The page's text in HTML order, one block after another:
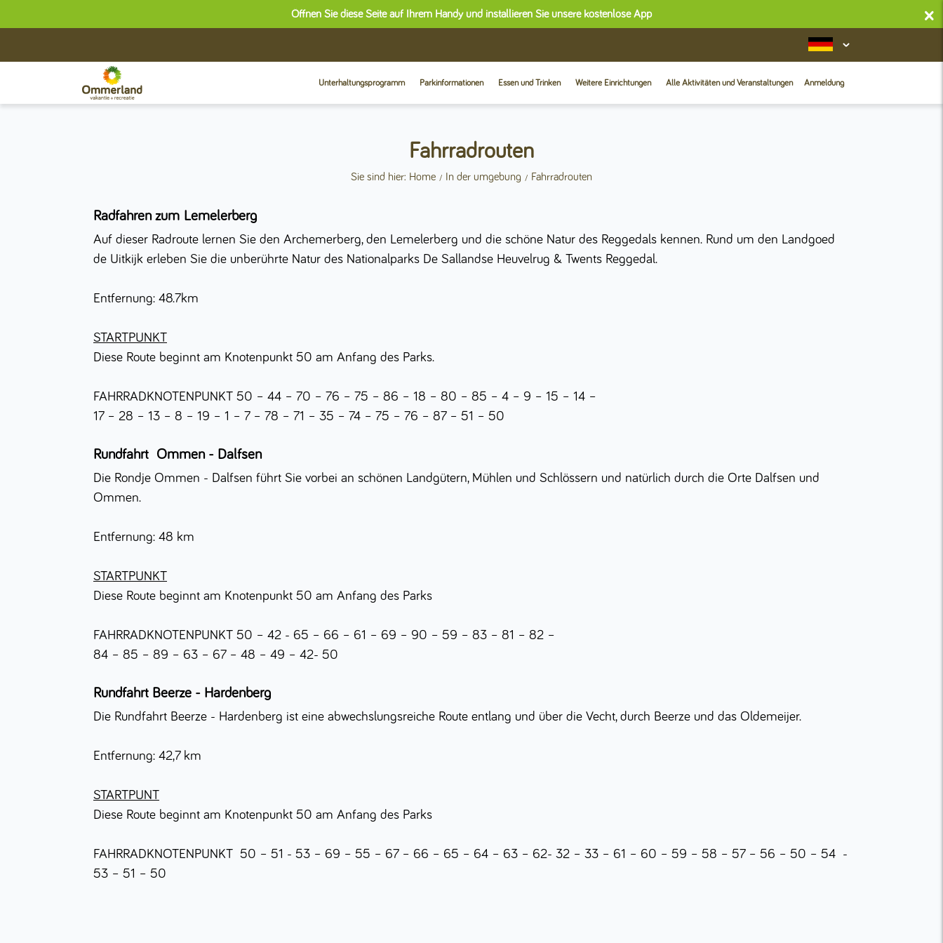
Öffnen Sie diese Seite auf Ihrem Handy und installieren Sie unsere kostenlose App ×
Unterhaltungsprogramm Parkinformationen Essen und Trinken Weitere Einrichtungen Alle Aktivitäten und Veranstaltungen Anmeldung
Fahrradrouten
Sie sind hier: Home In der umgebung Fahrradrouten
Radfahren zum Lemelerberg
Auf dieser Radroute lernen Sie den Archemerberg, den Lemelerberg und die schöne Natur des Reggedals kennen. Rund um den Landgoed
de Uitkijk erleben Sie die unberührte Natur des Nationalparks De Sallandse Heuvelrug & Twents Reggedal.
Entfernung: 48.7km
STARTPUNKT
Diese Route beginnt am Knotenpunkt 50 am Anfang des Parks.
FAHRRADKNOTENPUNKT 50 – 44 – 70 – 76 – 75 – 86 – 18 – 80 – 85 – 4 – 9 – 15 – 14 –
17 – 28 – 13 – 8 – 19 – 1 – 7 – 78 – 71 – 35 – 74 – 75 – 76 – 87 – 51 – 50
Rundfahrt Ommen - Dalfsen
Die Rondje Ommen - Dalfsen führt Sie vorbei an schönen Landgütern, Mühlen und Schlössern und natürlich durch die Orte Dalfsen und
Ommen.
Entfernung: 48 km
STARTPUNKT
Diese Route beginnt am Knotenpunkt 50 am Anfang des Parks
FAHRRADKNOTENPUNKT 50 – 42 - 65 – 66 – 61 – 69 – 90 – 59 – 83 – 81 – 82 –
84 – 85 – 89 – 63 – 67 – 48 – 49 – 42- 50
Rundfahrt Beerze - Hardenberg
Die Rundfahrt Beerze - Hardenberg ist eine abwechslungsreiche Route entlang und über die Vecht, durch Beerze und das Oldemeijer.
Entfernung: 42,7 km
STARTPUNT
Diese Route beginnt am Knotenpunkt 50 am Anfang des Parks
FAHRRADKNOTENPUNKT 50 – 51 - 53 – 69 – 55 – 67 – 66 – 65 – 64 – 63 – 62- 32 – 33 – 61 – 60 – 59 – 58 – 57 – 56 – 50 – 54 -
53 – 51 – 50